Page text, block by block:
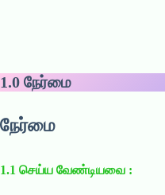
1.0 நேர்மை
நேர்மை
1.1 செய்ய வேண்டியவை :